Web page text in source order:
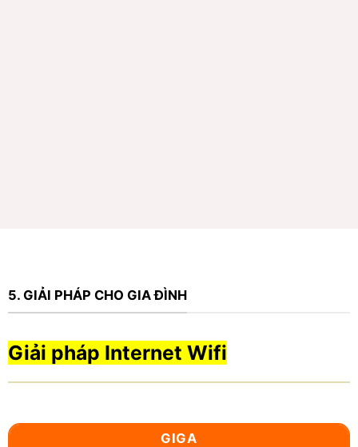
5. GIẢI PHÁP CHO GIA ĐÌNH
Giải pháp Internet Wifi
GIGA